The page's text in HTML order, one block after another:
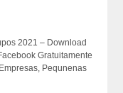
2021 – Download
Gratuitamente
Pequnenas